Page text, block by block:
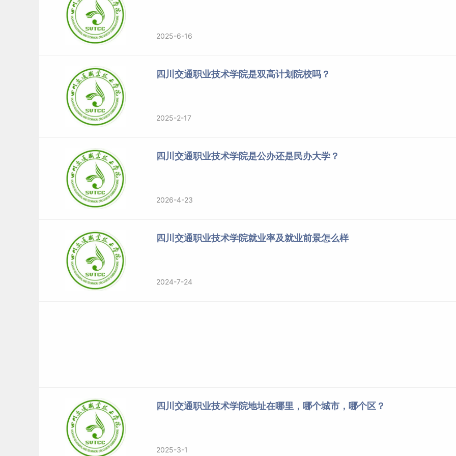
2025-6-16
四川交通职业技术学院是双高计划院校吗？
2025-2-17
四川交通职业技术学院是公办还是民办大学？
2026-4-23
四川交通职业技术学院就业率及就业前景怎么样
2024-7-24
四川交通职业技术学院地址在哪里，哪个城市，哪个区？
2025-3-1